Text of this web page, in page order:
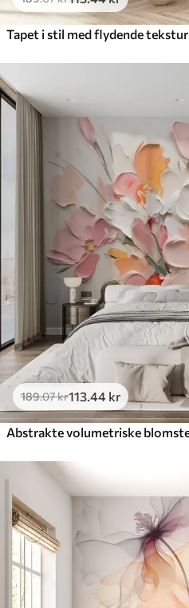
Tapet i stil med flydende tekstur
189.07kr113 .44 kr